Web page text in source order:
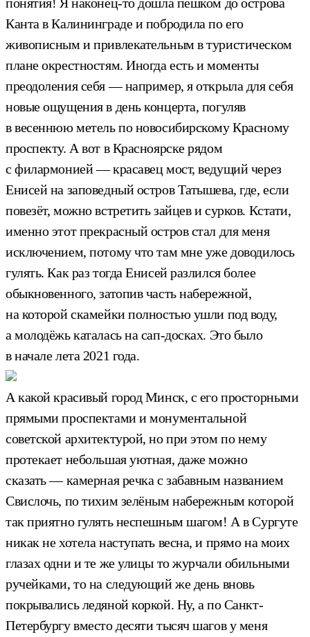
Канта в Калининграде и побродила по его
живописным и привлекательным в туристическом
плане окрестностям. Иногда есть и моменты
преодоления себя — например, я открыла для себя
новые ощущения в день концерта, погуляв
в весеннюю метель по новосибирскому Красному
проспекту. А вот в Красноярске рядом
с филармонией — красавец мост, ведущий через
Енисей на заповедный остров Татышева, где, если
повезёт, можно встретить зайцев и сурков. Кстати,
именно этот прекрасный остров стал для меня
исключением, потому что там мне уже доводилось
гулять. Как раз тогда Енисей разлился более
обыкновенного, затопив часть набережной,
на которой скамейки полностью ушли под воду,
а молодёжь каталась на сап-досках. Это было
в начале лета 2021 года.
А какой красивый город Минск, с его просторными
прямыми проспектами и монументальной
советской архитектурой, но при этом по нему
протекает небольшая уютная, даже можно
сказать — камерная речка с забавным названием
Свислочь, по тихим зелёным набережным которой
так приятно гулять неспешным шагом! А в Сургуте
никак не хотела наступать весна, и прямо на моих
глазах одни и те же улицы то журчали обильными
ручейками, то на следующий же день вновь
покрывались ледяной коркой. Ну, а по Санкт-
Петербургу вместо десяти тысяч шагов у меня